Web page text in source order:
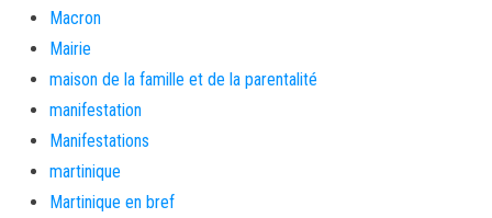
Macron
Mairie
maison de la famille et de la parentalité
manifestation
Manifestations
martinique
Martinique en bref